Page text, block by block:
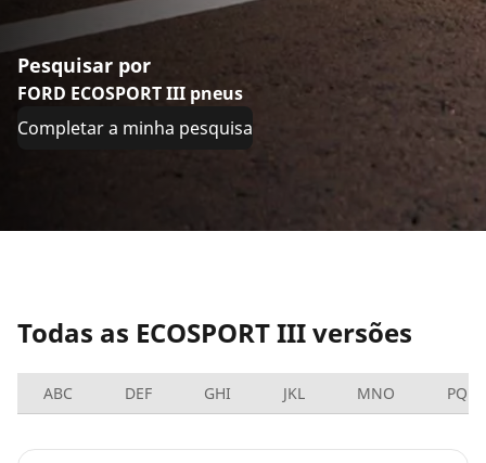
Pesquisar por
FORD ECOSPORT III pneus
Completar a minha pesquisa
Todas as ECOSPORT III versões
ABC DEF GHI JKL MNO PQRS